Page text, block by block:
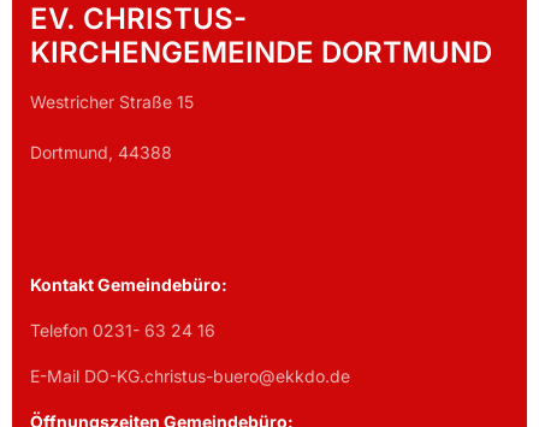
EV. CHRISTUS-
KIRCHENGEMEINDE DORTMUND
Westricher Straße 15
Dortmund, 44388
Kontakt Gemeindebüro:
Telefon 0231- 63 24 16
E-Mail DO-KG.christus-buero@ekkdo.de
Öffnungszeiten Gemeindebüro: